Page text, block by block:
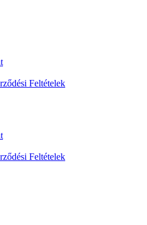
Feltételek
Feltételek